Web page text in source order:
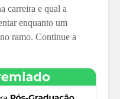
carreira e qual a
enquanto um
ramo. Continue a